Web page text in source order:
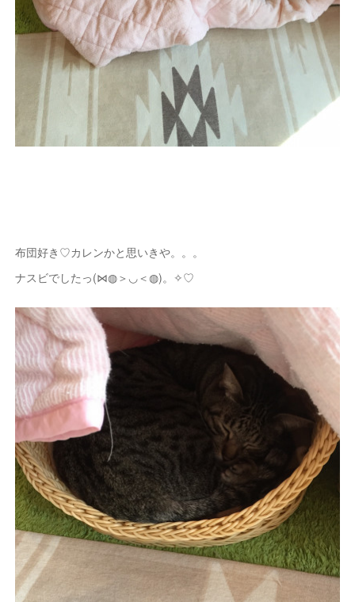
布団好き♡カレンかと思いきや。。。
ナスビでしたっ(⋈◍＞◡＜◍)。✧♡